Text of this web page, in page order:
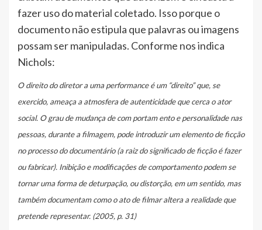
fazer uso do material coletado. Isso porque o
documento não estipula que palavras ou imagens
possam ser manipuladas. Conforme nos indica
Nichols:
O direito do diretor a uma performance é um “direito” que, se
exercido, ameaça a atmosfera de autenticidade que cerca o ator
social. O grau de mudança de com portam ento e personalidade nas
pessoas, durante a filmagem, pode introduzir um elemento de ficção
no processo do documentário (a raiz do significado de ficção é fazer
ou fabricar). Inibição e modificações de comportamento podem se
tornar uma forma de deturpação, ou distorção, em um sentido, mas
também documentam como o ato de filmar altera a realidade que
pretende representar. (2005, p. 31)